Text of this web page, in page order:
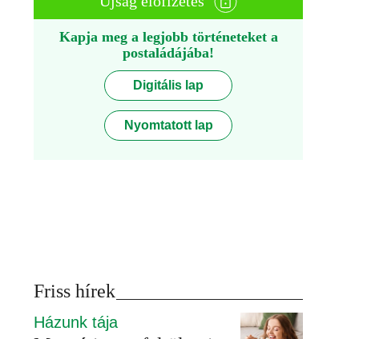
Kapja meg a legjobb történeteket a
postaládájába!
Digitális lap
Nyomtatott lap
Friss hírek
Házunk tája